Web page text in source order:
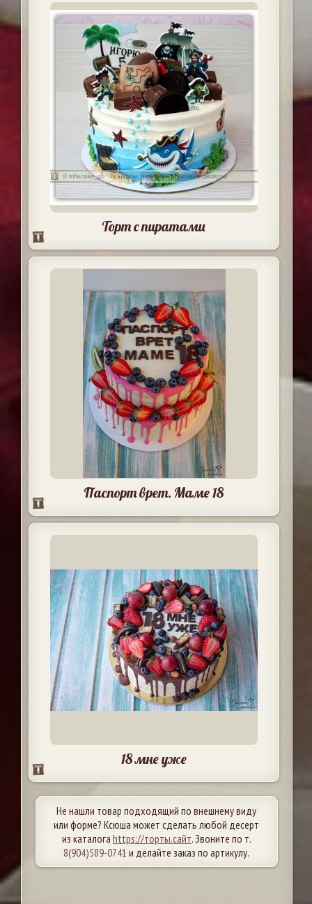
Торт с пиратами
Паспорт врет. Маме 18
18 мне уже
Не нашли товар подходящий по внешнему виду
или форме? Ксюша может сделать любой десерт
из каталога https://торты.сайт. Звоните по т.
8(904)589-0741 и делайте заказ по артикулу.